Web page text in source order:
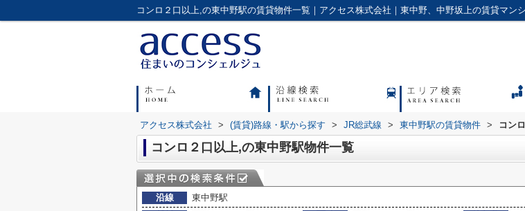
アクセス株式会社 > (賃貸)路線・駅から探す > JR総武線 > 東中野駅の賃貸物件 > コン
コンロ２口以上,の東中野駅物件一覧
沿線
東中野駅